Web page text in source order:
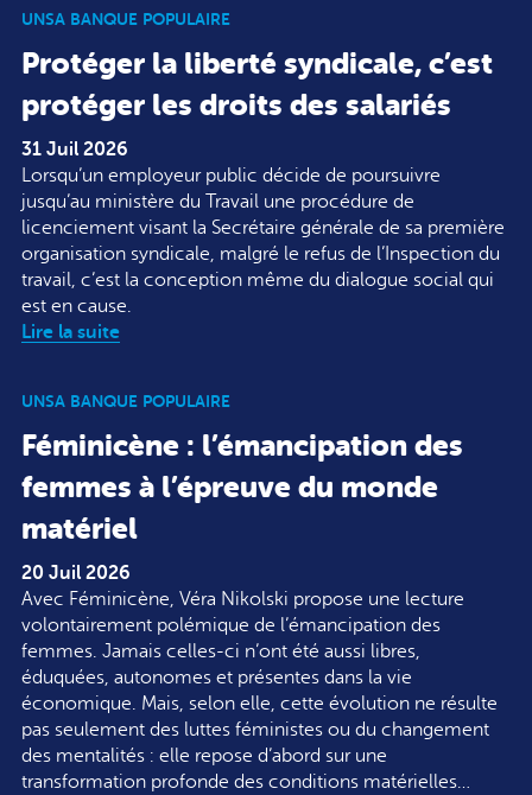
UNSA BANQUE POPULAIRE
Protéger la liberté syndicale, c’est
protéger les droits des salariés
31 Juil 2026
Lorsqu’un employeur public décide de poursuivre
jusqu’au ministère du Travail une procédure de
licenciement visant la Secrétaire générale de sa première
organisation syndicale, malgré le refus de l’Inspection du
travail, c’est la conception même du dialogue social qui
est en cause.
Lire la suite
UNSA BANQUE POPULAIRE
Féminicène : l’émancipation des
femmes à l’épreuve du monde
matériel
20 Juil 2026
Avec Féminicène, Véra Nikolski propose une lecture
volontairement polémique de l’émancipation des
femmes. Jamais celles-ci n’ont été aussi libres,
éduquées, autonomes et présentes dans la vie
économique. Mais, selon elle, cette évolution ne résulte
pas seulement des luttes féministes ou du changement
des mentalités : elle repose d’abord sur une
transformation profonde des conditions matérielles…